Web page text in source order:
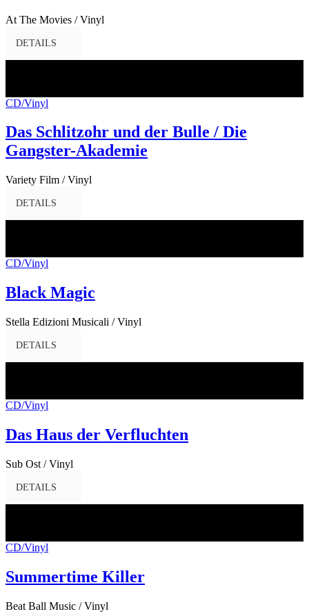
At The Movies / Vinyl
DETAILS
CD/Vinyl
Das Schlitzohr und der Bulle / Die
Gangster-Akademie
Variety Film / Vinyl
DETAILS
CD/Vinyl
Black Magic
Stella Edizioni Musicali / Vinyl
DETAILS
CD/Vinyl
Das Haus der Verfluchten
Sub Ost / Vinyl
DETAILS
CD/Vinyl
Summertime Killer
Beat Ball Music / Vinyl